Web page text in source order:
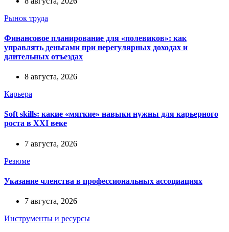
Рынок труда
Финансовое планирование для «полевиков»: как
управлять деньгами при нерегулярных доходах и
длительных отъездах
8 августа, 2026
Карьера
Soft skills: какие «мягкие» навыки нужны для карьерного
роста в XXI веке
7 августа, 2026
Резюме
Указание членства в профессиональных ассоциациях
7 августа, 2026
Инструменты и ресурсы